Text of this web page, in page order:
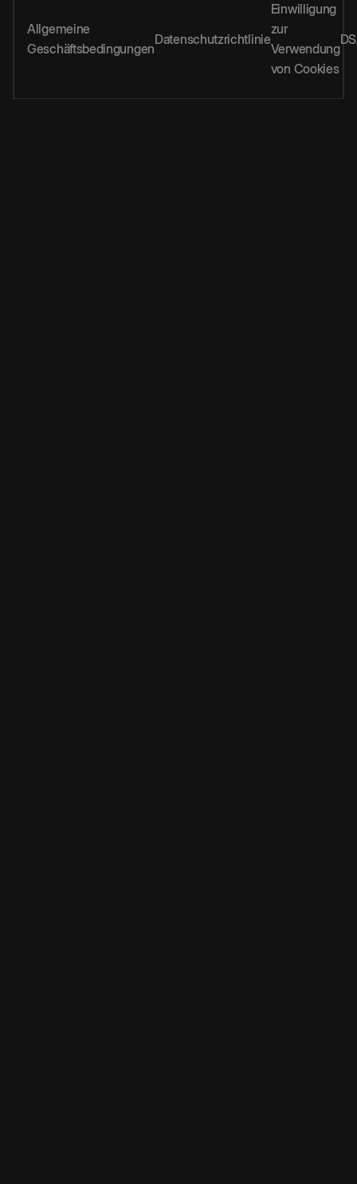
Allgemeine
Geschäftsbedingungen
Datenschutzrichtlinie
Einwilligung
zur
Verwendung
von Cookies